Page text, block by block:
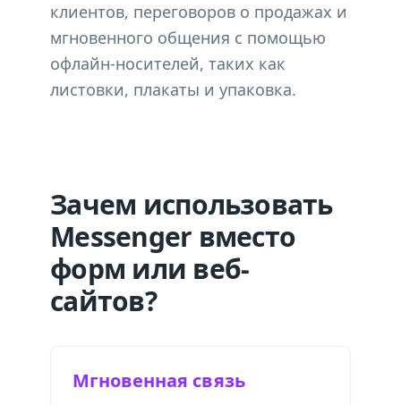
клиентов, переговоров о продажах и
мгновенного общения с помощью
офлайн-носителей, таких как
листовки, плакаты и упаковка.
Зачем использовать
Messenger вместо
форм или веб-
сайтов?
Мгновенная связь